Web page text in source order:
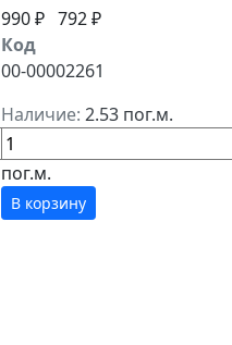
990 ₽ 792 ₽
Код
00-00002261
Наличие: 2.53 пог.м.
пог.м.
В корзину